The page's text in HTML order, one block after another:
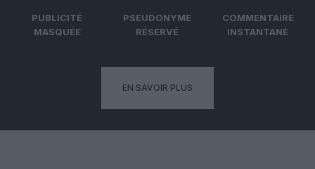
PUBLICITÉ
MASQUÉE
PSEUDONYME
RÉSERVÉ
COMMENTAIRE
INSTANTANÉ
EN SAVOIR PLUS